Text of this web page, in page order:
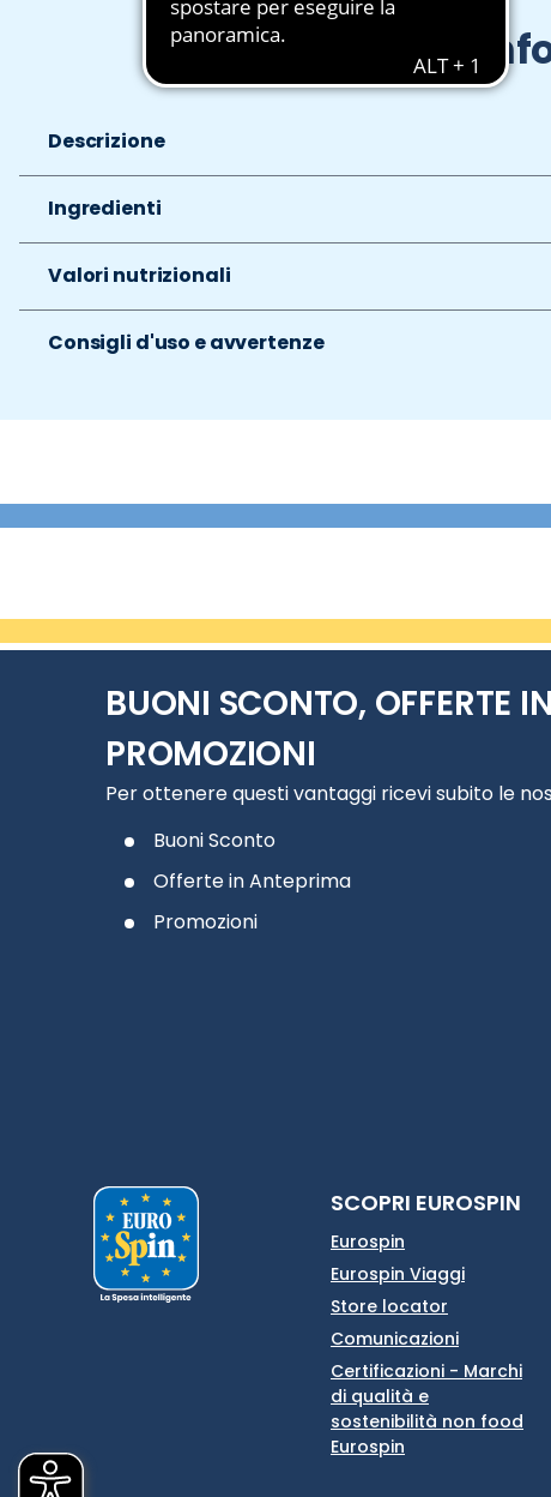
Descrizione
Ingredienti
Valori nutrizionali
Consigli d'uso e avvertenze
BUONI SCONTO, OFFERTE
PROMOZIONI
Per ottenere questi vantaggi ricevi subito le
Buoni Sconto
Offerte in Anteprima
Promozioni
SCOPRI EUROSPIN
Eurospin
Eurospin Viaggi
Store locator
Comunicazioni
Certificazioni - Marchi
di qualità e
sostenibilità non food
Eurospin